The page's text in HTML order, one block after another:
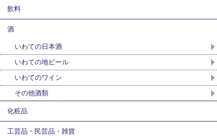
飲料
酒
いわての日本酒
いわての地ビール
いわてのワイン
その他酒類
化粧品
工芸品・民芸品・雑貨